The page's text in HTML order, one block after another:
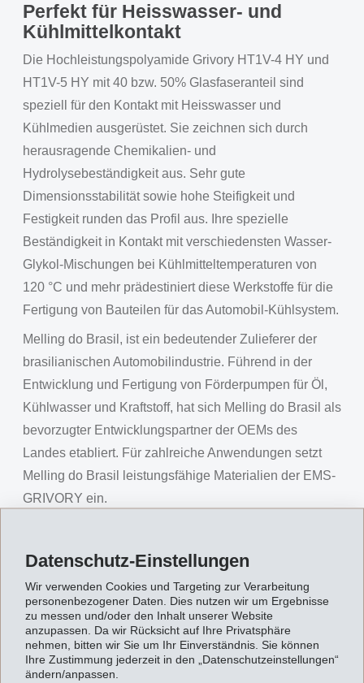
Datenschutz-Einstellungen
Wir verwenden Cookies und Targeting zur Verarbeitung
personenbezogener Daten. Dies nutzen wir um Ergebnisse
zu messen und/oder den Inhalt unserer Website
anzupassen. Da wir Rücksicht auf Ihre Privatsphäre
nehmen, bitten wir Sie um Ihr Einverständnis. Sie können
Ihre Zustimmung jederzeit in den „Datenschutzeinstellungen“
ändern/anpassen.
Perfekt für Heisswasser- und
Kühlmittelkontakt
Die Hochleistungspolyamide Grivory HT1V-4 HY und
HT1V-5 HY mit 40 bzw. 50% Glasfaseranteil sind
speziell für den Kontakt mit Heisswasser und
Kühlmedien ausgerüstet. Sie zeichnen sich durch
herausragende Chemikalien- und
Hydrolysebeständigkeit aus. Sehr gute
Dimensionsstabilität sowie hohe Steifigkeit und
Festigkeit runden das Profil aus. Ihre spezielle
Beständigkeit in Kontakt mit verschiedensten Wasser-
Glykol-Mischungen bei Kühlmitteltemperaturen von
120 °C und mehr prädestiniert diese Werkstoffe für die
Fertigung von Bauteilen für das Automobil-Kühlsystem.
Melling do Brasil, ist ein bedeutender Zulieferer der
brasilianischen Automobilindustrie. Führend in der
Entwicklung und Fertigung von Förderpumpen für Öl,
Kühlwasser und Kraftstoff, hat sich Melling do Brasil als
bevorzugter Entwicklungspartner der OEMs des
Landes etabliert. Für zahlreiche Anwendungen setzt
Melling do Brasil leistungsfähige Materialien der EMS-
GRIVORY ein.
ganzer Linie, sodass kurz darauf auch die Gehäuse
von Wasserpumpen mit EMS-Produkten realisiert
wurden. Melling do Brasil profitierte dabei in zweierlei
Hinsicht: Neben einer kostengünstigeren Produktion
erzielten die neuen Gehäuse Gewichtseinsparungen